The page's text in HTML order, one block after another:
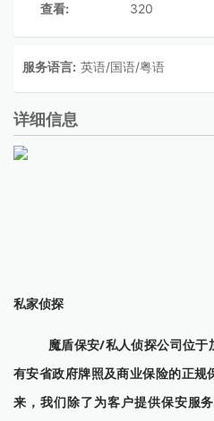
查看:
320
服务语言: 英语/国语/粤语
详细信息
多伦多华人自
私家侦探
魔盾保安/私人侦探公司位于
有安省政府牌照及商业保险的正
来，我们除了为客户提供保安服